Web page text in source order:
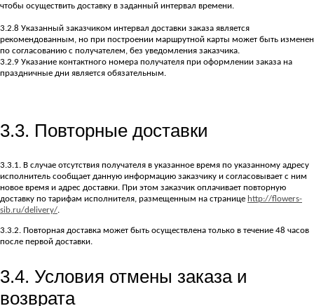
чтобы осуществить доставку в заданный интервал времени.
3.2.8 Указанный заказчиком интервал доставки заказа является
рекомендованным, но при построении маршрутной карты может быть изменен
по согласованию с получателем, без уведомления заказчика.
3.2.9 Указание контактного номера получателя при оформлении заказа на
праздничные дни является обязательным.
3.3. Повторные доставки
3.3.1. В случае отсутствия получателя в указанное время по указанному адресу
исполнитель сообщает данную информацию заказчику и согласовывает с ним
новое время и адрес доставки. При этом заказчик оплачивает повторную
доставку по тарифам исполнителя, размещенным на странице http://flowers-
sib.ru/delivery/.
3.3.2. Повторная доставка может быть осуществлена только в течение 48 часов
после первой доставки.
3.4. Условия отмены заказа и
возврата